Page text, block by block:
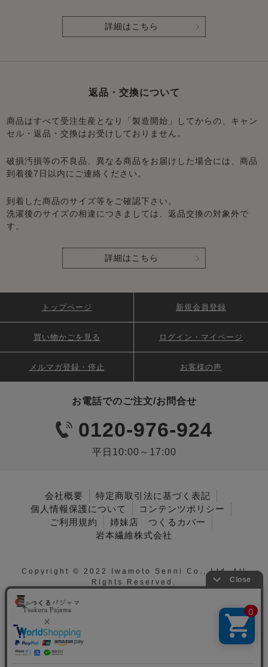
詳細はこちら
返品・交換について
商品はすべて受注生産となり「製造開始」してからの、キャン
セル・返品・交換はお受けしておりません。
破損汚損等の不良品、異なる商品をお届けした場合には、商品
到着後7日以内にご連絡ください。
到着した商品のサイズ等をご確認下さい。
洗濯後のサイズの相違につきましては、返品交換の対象外で
す。
詳細はこちら
お電話でのご注文/お問合せ
0120-976-924
平日10:00～17:00
トップページ 新規会員登録
買い物かごを見る ログイン・マイページ
メルマガ登録・停止 お客様の声
会社概要
特定商取引法に基づく表記
個人情報保護について
コンテンツポリシー
ご利用規約
姉妹店 つくるカバー
岩本繊維株式会社
Copyright © 2022 Iwamoto Senni Co., Ltd. All
Rights Reserved.